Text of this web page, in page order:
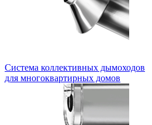
Система коллективных дымоходов
для многоквартирных домов